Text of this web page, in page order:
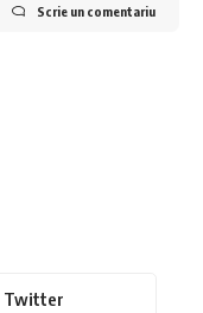
Scrie un comentariu
Twitter